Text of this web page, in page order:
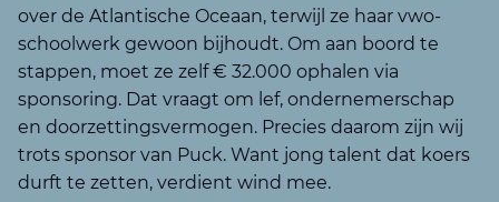
over de Atlantische Oceaan, terwijl ze haar vwo-
schoolwerk gewoon bijhoudt. Om aan boord te
stappen, moet ze zelf € 32.000 ophalen via
sponsoring. Dat vraagt om lef, ondernemerschap
en doorzettingsvermogen. Precies daarom zijn wij
trots sponsor van Puck. Want jong talent dat koers
durft te zetten, verdient wind mee.